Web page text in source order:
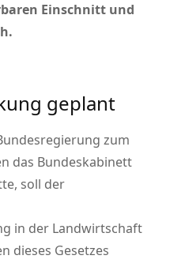
Einschnitt und
geplant
zum
das Bundeskabinett
soll der
in der Landwirtschaft
dieses Gesetzes